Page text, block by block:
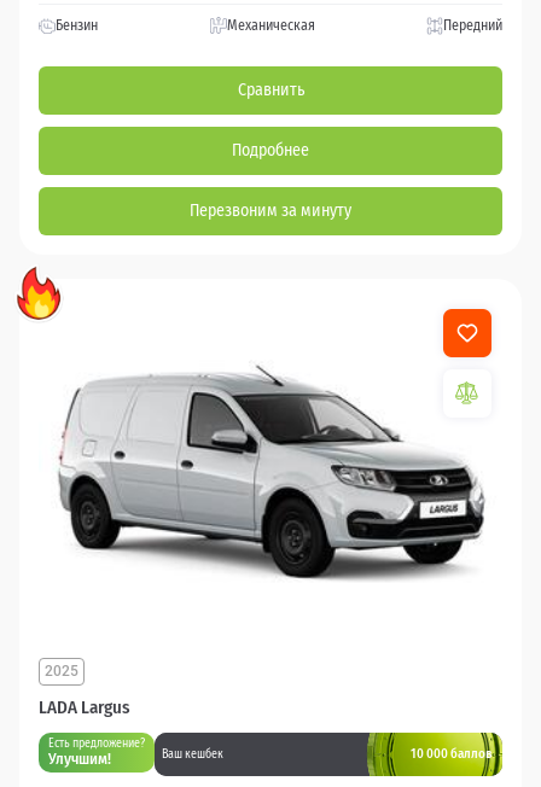
Бензин Механическая Передний
Сравнить
Подробнее
Перезвоним за минуту
LADA Largus
2025
Есть предложение?
Улучшим! Ваш кешбек 10 000 баллов